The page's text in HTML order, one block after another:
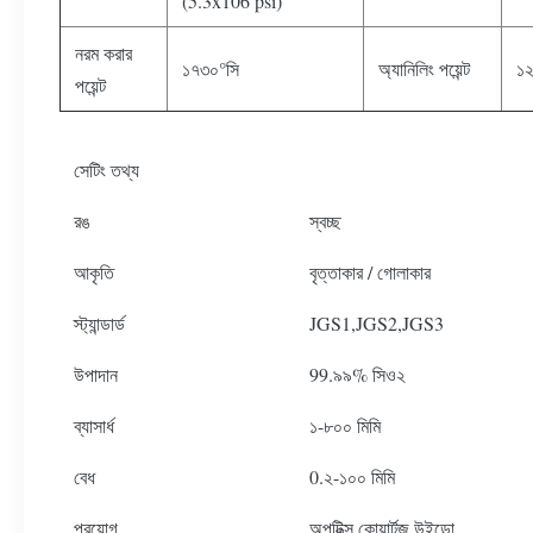
নরম করার
পয়েন্ট
১৭৩০°সি অ্যানিলিং পয়েন্ট
সেটিং তথ্য
রঙ স্বচ্ছ
আকৃতি বৃত্তাকার / গোলাকার
স্ট্যান্ডার্ড JGS1,JGS2,JGS3
উপাদান 99.৯৯% সিও২
ব্যাসার্ধ ১-৮০০ মিমি
বেধ 0.২-১০০ মিমি
প্রয়োগ অপটিক্স কোয়ার্টজ উইন্ডো